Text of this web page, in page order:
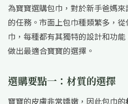
為寶寶選購包巾，對於新手爸媽
的任務。市面上包巾種類繁多，
巾，每種都有其獨特的設計和功
做出最適合寶寶的選擇。
選購要點一：材質的選擇
寶寶的皮膚非常嬌嫩，因此包巾的